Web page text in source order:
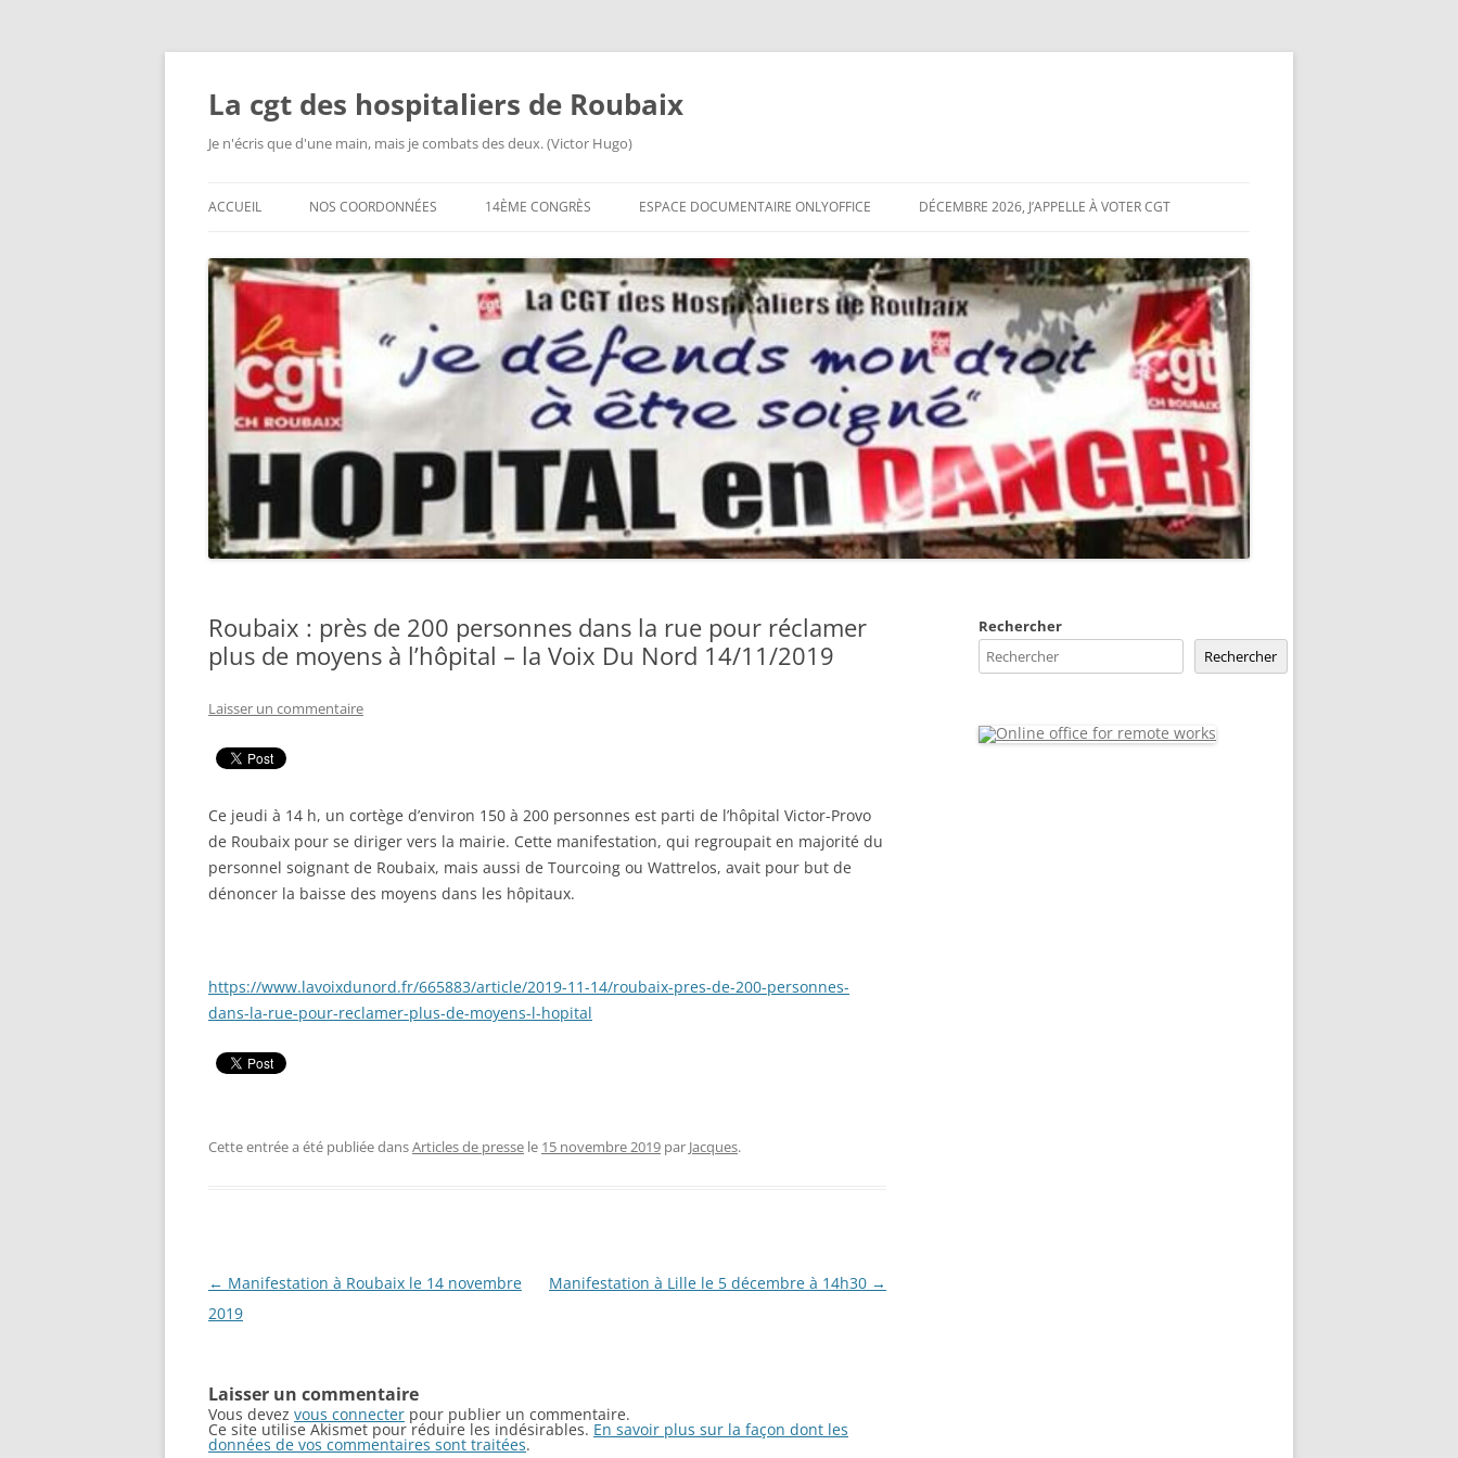
Aller
La cgt des hospitaliers de Roubaix
Je n'écris que d'une main, mais je combats des deux. (Victor Hugo)
ACCUEIL NOS COORDONNÉES 14ÈME CONGRÈS
CONGRÈS
14ÈME CONGRÈS
QUESTIONNAIRES EN LIGNE
14ÈME CONGRÈS FICHE DE
RENSEIGNEMENTS
14ÈME CONGRÈS INVITATION
RAPPORT D’ACTIVITÉ
COMPTE RENDU DU CONGRÈS –
PREMIÈRE JOURNÉE
DÉFINITIF VOTÉ ET AMENDÉ AU
14ÈME CONGRÈS
AMENDEMENTS AUX STATUTS
VOTÉS AU 14ÈME CONGRÈS
CHARTE DE « L’ÉLU ET MANDATÉ »
ESPACE DOCUMENTAIRE ONLYOFFICE DÉCEMBRE 2026, J’APPELLE À VOTER CGT
Roubaix : près de 200 personnes dans la rue pour réclamer
plus de moyens à l’hôpital – la Voix Du Nord 14/11/2019
Laisser un commentaire
Ce jeudi à 14 h, un cortège d’environ 150 à 200 personnes est parti de l’hôpital Victor-Provo
de Roubaix pour se diriger vers la mairie. Cette manifestation, qui regroupait en majorité du
personnel soignant de Roubaix, mais aussi de Tourcoing ou Wattrelos, avait pour but de
dénoncer la baisse des moyens dans les hôpitaux.
https://www.lavoixdunord.fr/665883/article/2019-11-14/roubaix-pres-de-200-personnes-
dans-la-rue-pour-reclamer-plus-de-moyens-l-hopital
Cette entrée a été publiée dansArticles de presse le 15 novembre 2019 par Jacques.
Navigation
des
← Manifestation à Roubaix le 14 novembre
2019
Manifestation à Lille le 5 décembre à 14h30 →
Laisser un commentaire
Vous devez vous connecter pour publier un commentaire.
Ce site utilise Akismet pour réduire les indésirables. En savoir plus sur la façon dont les
données de vos commentaires sont traitées.
Rechercher
Rechercher